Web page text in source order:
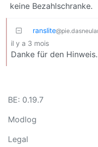
keine Bezahlschranke.
ranslite
il y a 3 mois
Danke für den Hinweis.
BE: 0.19.7
Modlog
Legal